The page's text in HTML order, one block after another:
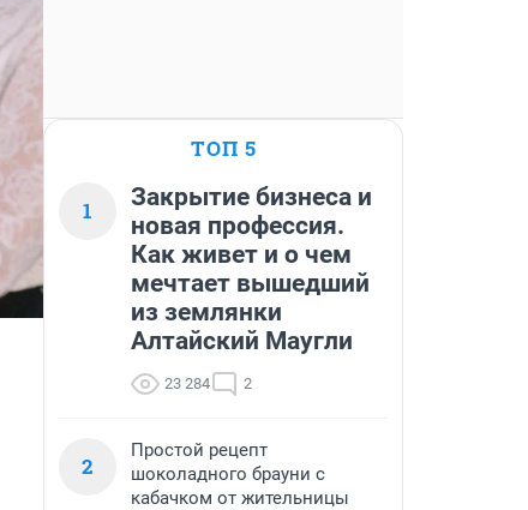
ТОП 5
1
Закрытие бизнеса и
новая профессия.
Как живет и о чем
мечтает вышедший
из землянки
Алтайский Маугли
23 284 2
2
Простой рецепт
шоколадного брауни с
кабачком от жительницы